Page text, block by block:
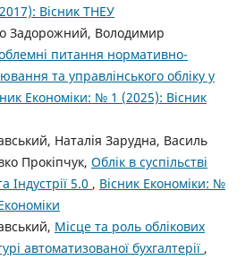
Вісник ТНЕУ
Задорожний, Володимир
питання нормативно-
та управлінського обліку у
Економіки: № 1 (2025): Вісник
Наталія Зарудна, Василь
Прокіпчук, Облік в суспільстві
Індустрії 5.0 , Вісник Економіки: №
Місце та роль облікових
автоматизованої бухгалтерії ,